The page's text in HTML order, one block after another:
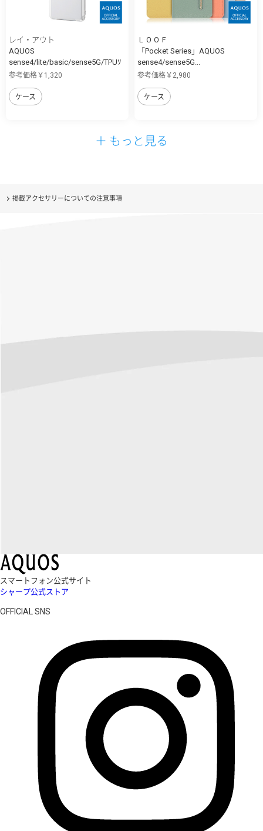
レイ・アウト
AQUOS
sense4/lite/basic/sense5G/TPUｿ
ﾌ...
参考価格￥1,320
ケース
ＬＯＯＦ
「Pocket Series」AQUOS
sense4/sense5G...
参考価格￥2,980
ケース
＋ もっと見る
掲載アクセサリーについての注意事項
スマートフォン公式サイト
シャープ公式ストア
OFFICIAL SNS